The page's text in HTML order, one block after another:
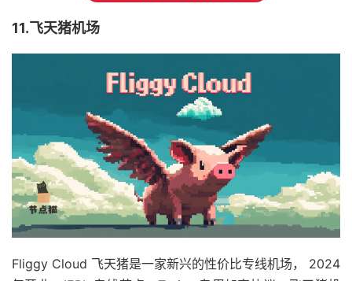
11.飞天猪机场
Fliggy Cloud 飞天猪是一家新兴的性价比专线机场， 2024